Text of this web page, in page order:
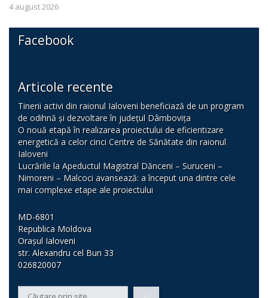
4 august 2026
Facebook
Articole recente
Tinerii activi din raionul Ialoveni beneficiază de un program
de odihnă și dezvoltare în județul Dâmbovița
O nouă etapă în realizarea proiectului de eficientizare
energetică a celor cinci Centre de Sănătate din raionul
Ialoveni
Lucrările la Apeductul Magistral Dănceni – Suruceni –
Nimoreni – Malcoci avansează: a început una dintre cele
mai complexe etape ale proiectului
MD-6801
Republica Moldova
Orașul Ialoveni
str. Alexandru cel Bun 33
026820007